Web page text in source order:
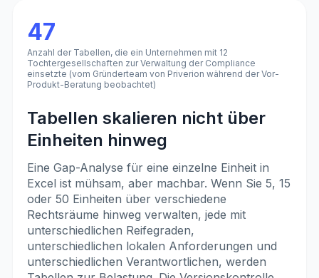
47
Anzahl der Tabellen, die ein Unternehmen mit 12
Tochtergesellschaften zur Verwaltung der Compliance
einsetzte (vom Gründerteam von Priverion während der Vor-
Produkt-Beratung beobachtet)
Tabellen skalieren nicht über
Einheiten hinweg
Eine Gap-Analyse für eine einzelne Einheit in
Excel ist mühsam, aber machbar. Wenn Sie 5, 15
oder 50 Einheiten über verschiedene
Rechtsräume hinweg verwalten, jede mit
unterschiedlichen Reifegraden,
unterschiedlichen lokalen Anforderungen und
unterschiedlichen Verantwortlichen, werden